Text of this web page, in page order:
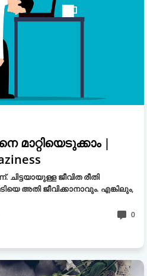
മാറ്റിയെടുക്കാം |
ചിട്ടയായുള്ള ജീവിത രീതി
അതി ജീവിക്കാനാവും. എങ്കിലും,
0